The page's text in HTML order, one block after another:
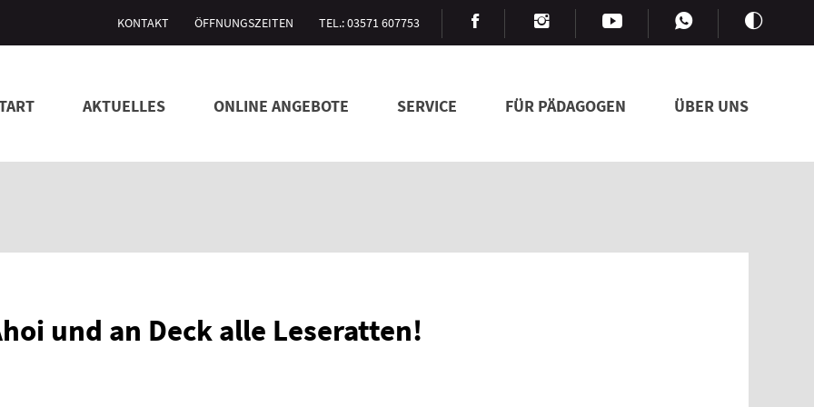
KONTAKT ÖFFNUNGSZEITEN TEL.: 03571 607753
AKTUELLES ONLINE ANGEBOTE SERVICE FÜR PÄDAGOGEN ÜBER UNS
und an Deck alle Leseratten!